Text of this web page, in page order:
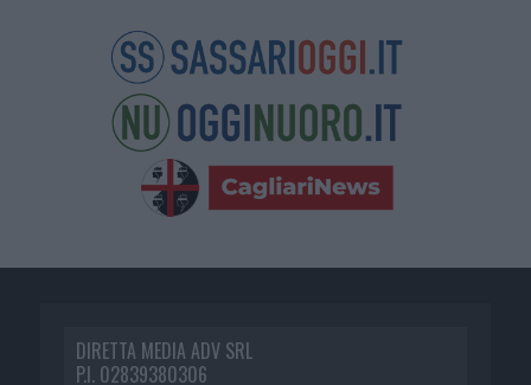
DIRETTA MEDIA ADV SRL
P.I. 02839380306